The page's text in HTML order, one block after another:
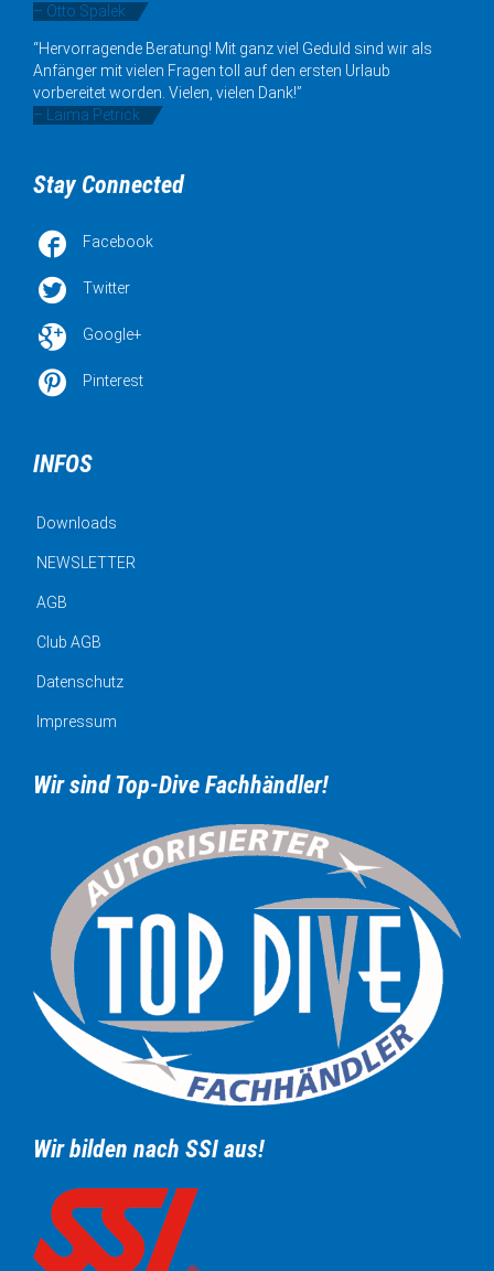
– Otto Spalek
“Hervorragende Beratung! Mit ganz viel Geduld sind wir als
Anfänger mit vielen Fragen toll auf den ersten Urlaub
vorbereitet worden. Vielen, vielen Dank!”
– Laima Petrick
Stay Connected
 Facebook
 Twitter
 Google+
 Pinterest
INFOS
Downloads
NEWSLETTER
AGB
Club AGB
Datenschutz
Impressum
Wir sind Top-Dive Fachhändler!
Wir bilden nach SSI aus!